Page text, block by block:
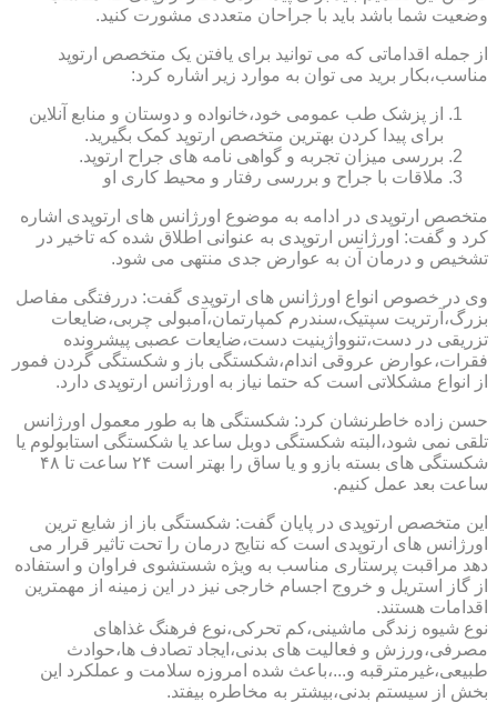
وضعیت شما باشد باید با جراحان متعددی مشورت کنید.
از جمله اقداماتی که می توانید برای یافتن یک متخصص ارتوپد
مناسب،بکار برید می توان به موارد زیر اشاره کرد:
از پزشک طب عمومی خود،خانواده و دوستان و منابع آنلاین
برای پیدا کردن بهترین متخصص ارتوپد کمک بگیرید.
بررسی میزان تجربه و گواهی نامه های جراح ارتوپد.
ملاقات با جراح و بررسی رفتار و محیط کاری او
متخصص ارتوپدی در ادامه به موضوع اورژانس های ارتوپدی اشاره
کرد و گفت: اورژانس ارتوپدی به عنوانی اطلاق شده که تاخیر در
تشخیص و درمان آن به عوارض جدی منتهی می شود.
وی در خصوص انواع اورژانس های ارتوپدی گفت: دررفتگی مفاصل
بزرگ،آرتریت سپتیک،سندرم کمپارتمان،آمبولی چربی،ضایعات
تزریقی در دست،تنوواژینیت دست،ضایعات عصبی پیشرونده
فقرات،عوارض عروقی اندام،شکستگی باز و شکستگی گردن فمور
از انواع مشکلاتی است که حتما نیاز به اورژانس ارتوپدی دارد.
حسن زاده خاطرنشان کرد: شکستگی ها به طور معمول اورژانس
تلقی نمی شود،البته شکستگی دوبل ساعد یا شکستگی استابولوم یا
شکستگی های بسته بازو و یا ساق را بهتر است ۲۴ ساعت تا ۴۸
ساعت بعد عمل کنیم.
این متخصص ارتوپدی در پایان گفت: شکستگی باز از شایع ترین
اورژانس های ارتوپدی است که نتایج درمان را تحت تاثیر قرار می
دهد مراقبت پرستاری مناسب به ویژه شستشوی فراوان و استفاده
از گاز استریل و خروج اجسام خارجی نیز در این زمینه از مهمترین
اقدامات هستند.
نوع شیوه زندگی ماشینی،کم تحرکی،نوع فرهنگ غذاهای
مصرفی،ورزش و فعالیت های بدنی،ایجاد تصادف ها،حوادث
طبیعی،غیرمترقبه و...،باعث شده امروزه سلامت و عملکرد این
بخش از سیستم بدنی،بیشتر به مخاطره بیفتد.